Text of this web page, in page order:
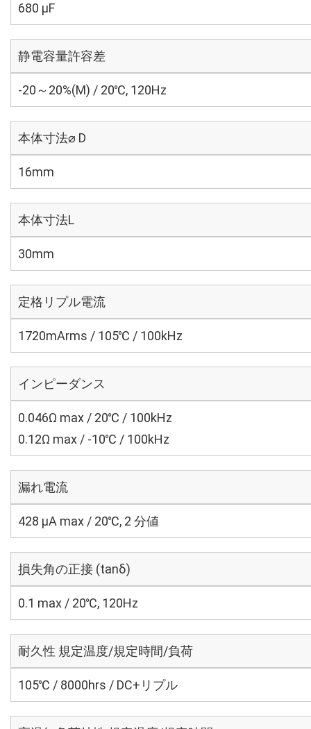
680 µF
静電容量許容差
-20～20%(M) / 20℃, 120Hz
本体寸法⌀ D
16mm
本体寸法L
30mm
定格リプル電流
1720mArms / 105℃ / 100kHz
インピーダンス
0.046Ω max / 20℃ / 100kHz
0.12Ω max / -10℃ / 100kHz
漏れ電流
428 μA max / 20℃, 2 分値
損失角の正接 (tanδ)
0.1 max / 20℃, 120Hz
耐久性 規定温度/規定時間/負荷
105℃ / 8000hrs / DC+リプル